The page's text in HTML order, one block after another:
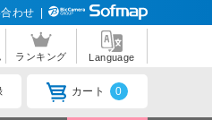
わせ
ランキング Language
カート 0